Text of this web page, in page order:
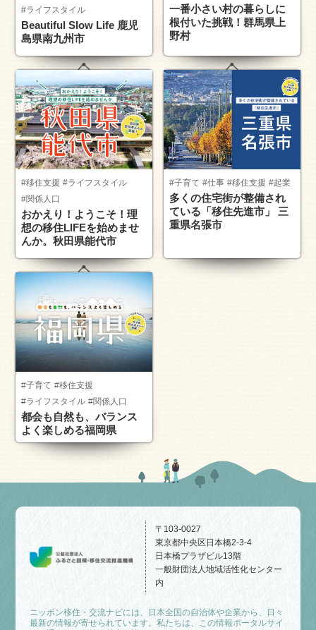
#ライフスタイル
Beautiful Slow Life 鹿児
島県南九州市
一番小さい村の暮らしに
根付いた挑戦！群馬県上
野村
#移住支援 #ライフスタイル
#関係人口
おかえり！ようこそ！理
想の移住LIFEを始めませ
んか。秋田県能代市
#子育て #仕事 #移住支援 #起業
多くの住宅街が整備され
ている「移住先進市」 三
重県名張市
#子育て #移住支援
#ライフスタイル #関係人口
都会も自然も、バランス
よく楽しめる福岡県
〒103-0027
東京都中央区日本橋2-3-4
日本橋プラザビル13階
一般財団法人地域活性化センター
内
ニッポン移住・交流ナビには、日本全国の自治体や企業から、日々
最新の情報が寄せられています。私たちは、この情報ポータルサイ